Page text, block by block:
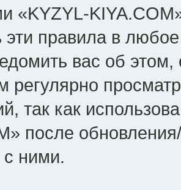
«KYZYL-
эти правила в
вас об
регулярно
так как
после
с ними.